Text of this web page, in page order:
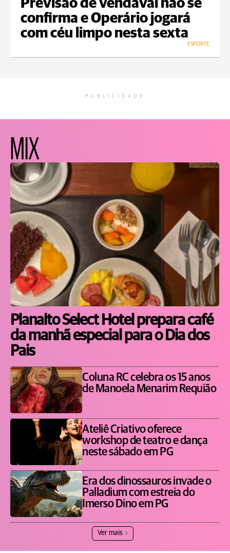
Previsão de vendaval não se
confirma e Operário jogará
com céu limpo nesta sexta
ESPORTE
PUBLICIDADE
MIX
Planalto Select Hotel prepara café
da manhã especial para o Dia dos
Pais
Coluna RC celebra os 15 anos
de Manoela Menarim Requião
Ateliê Criativo oferece
workshop de teatro e dança
neste sábado em PG
Era dos dinossauros invade o
Palladium com estreia do
Imerso Dino em PG
Ver mais